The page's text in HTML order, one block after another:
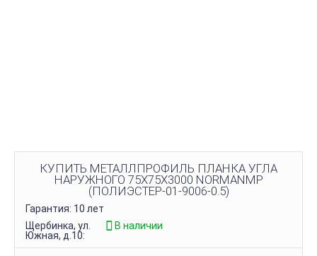
КУПИТЬ МЕТАЛЛПРОФИЛЬ ПЛАНКА УГЛА
НАРУЖНОГО 75Х75Х3000 NORMANMP
(ПОЛИЭСТЕР-01-9006-0.5)
Гарантия: 10 лет
Щербинка, ул.
Южная, д.10:
В наличии